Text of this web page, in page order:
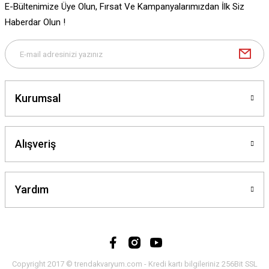
E-Bültenimize Üye Olun, Fırsat Ve Kampanyalarımızdan İlk Siz
Haberdar Olun !
Kurumsal
Alışveriş
Yardım
Copyright 2017 © trendakvaryum.com - Kredi kartı bilgileriniz 256Bit SSL